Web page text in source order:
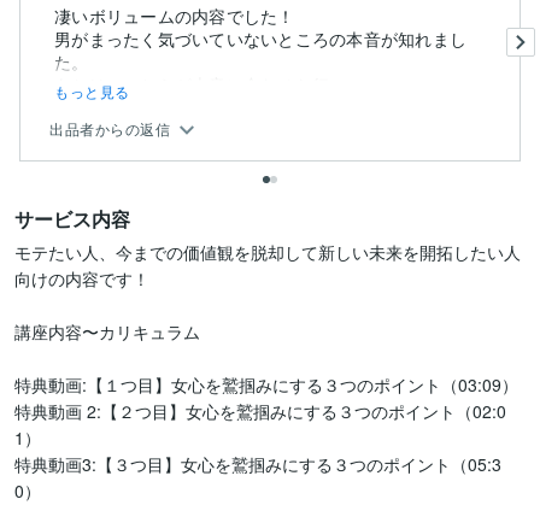
凄いボリュームの内容でした！
男がまったく気づいていないところの本音が知れまし
た。
あとは、こちらが本音に合わせた行...
もっと見る
出品者からの返信
サービス内容
モテたい人、今までの価値観を脱却して新しい未来を開拓したい人
向けの内容です！
講座内容〜カリキュラム
特典動画:【１つ目】女心を鷲掴みにする３つのポイント（03:09）
特典動画 2:【２つ目】女心を鷲掴みにする３つのポイント（02:0
1）
特典動画3:【３つ目】女心を鷲掴みにする３つのポイント（05:3
0）